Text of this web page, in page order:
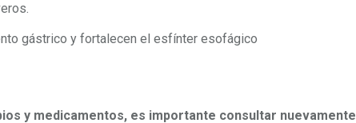
gástrico y fortalecen el esfínter esofágico
y medicamentos, es importante consultar nuevamente